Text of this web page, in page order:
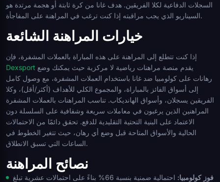
السجلات الدفاعية لكلا الفريقين. هدف غانا من كرة ثابتة أو هجمة مرتدة هو
السيناريو الذي يجب مراقبته إذا كنت ترغب في المراهنة على المفاجأة.
خيارات المراهنة الشائعة
إذا كنت تتطلع إلى المراهنة على هذه المباراة بالعملات المشفرة، فإن
Dexsport
رهانات على كولومبيا ضد غانا باستخدام العملات المشفرة، مع وصول كامل
إلى أسواق الفائز بالمباراة، والمجموع الكلي للأهداف (أكثر/أقل)، وكلا
الفريقين يسجلان، وأسواق الهانديكاب. تناسب المراهنات بالعملات المشفرة
المراهنين الذين يرغبون في معاملات سريعة وشفافية على السلسلة دون
الاعتماد على البنية التحتية التقليدية للدفع. تحقق دائمًا من الاحتمالات
الحالية والأسواق المتاحة قبل وضع أي رهان، حيث تتغير الخطوط في
الساعات التي تسبق الانطلاق.
نصائح المراهنة
فوز كولومبيا:
احتمالية ضمنية بنسبة 66% بناءً على احتمالات عشرية تبلغ